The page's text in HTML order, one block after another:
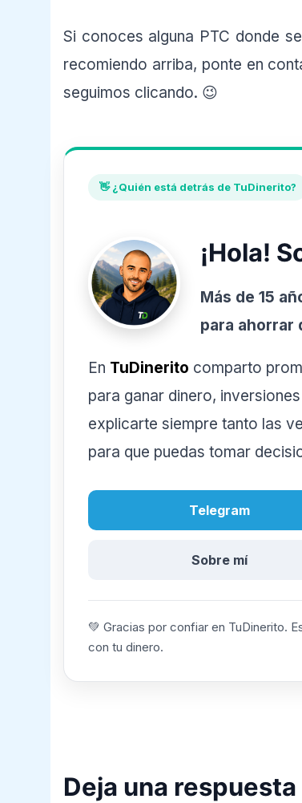
Si conoces alguna PTC donde
recomiendo arriba, ponte en
seguimos clicando. 😉
👋 ¿Quién está detrás de TuDinerito?
¡Hola!
Más de 15
para ahorrar
En TuDinerito comparto
para ganar dinero,
explicarte siempre tanto las
para que puedas tomar
Telegram
Sobre mí
💚 Gracias por confiar en TuDinerito.
con tu dinero.
Deja una respuesta